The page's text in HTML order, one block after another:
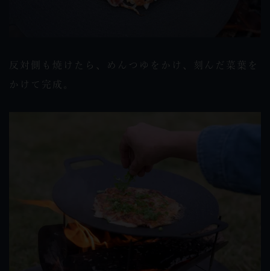
反対側も焼けたら、めんつゆをかけ、刻んだ菜葉を
かけて完成。